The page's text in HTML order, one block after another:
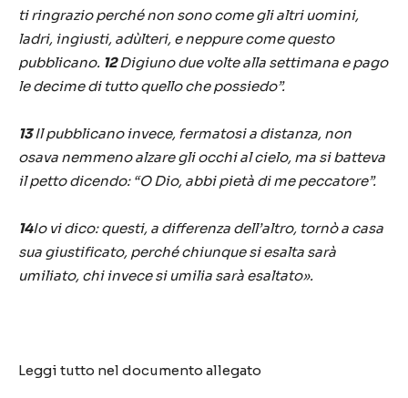
ti ringrazio perché non sono come gli altri uomini,
ladri, ingiusti, adùlteri, e neppure come questo
pubblicano. 12Digiuno due volte alla settimana e pago
le decime di tutto quello che possiedo”.
13Il pubblicano invece, fermatosi a distanza, non
osava nemmeno alzare gli occhi al cielo, ma si batteva
il petto dicendo: “O Dio, abbi pietà di me peccatore”.
14Io vi dico: questi, a differenza dell’altro, tornò a casa
sua giustificato, perché chiunque si esalta sarà
umiliato, chi invece si umilia sarà esaltato».
Leggi tutto nel documento allegato